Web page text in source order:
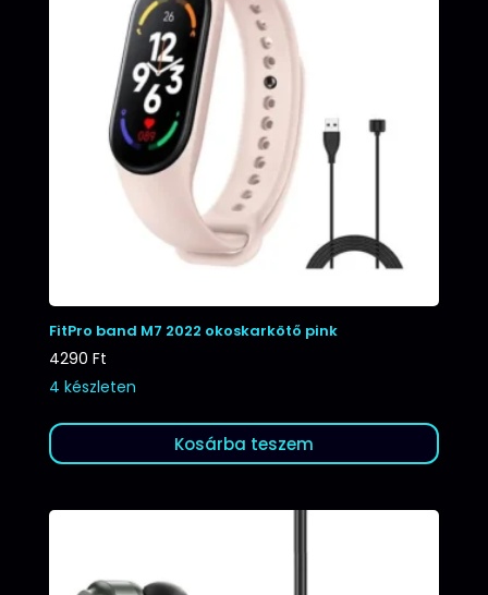
FitPro band M7 2022 okoskarkötő pink
4290 Ft
4 készleten
Kosárba teszem